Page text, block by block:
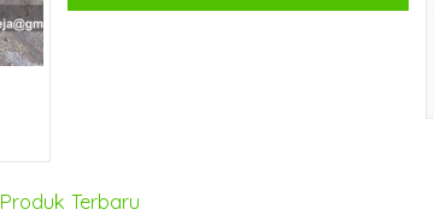
Produk Terbaru